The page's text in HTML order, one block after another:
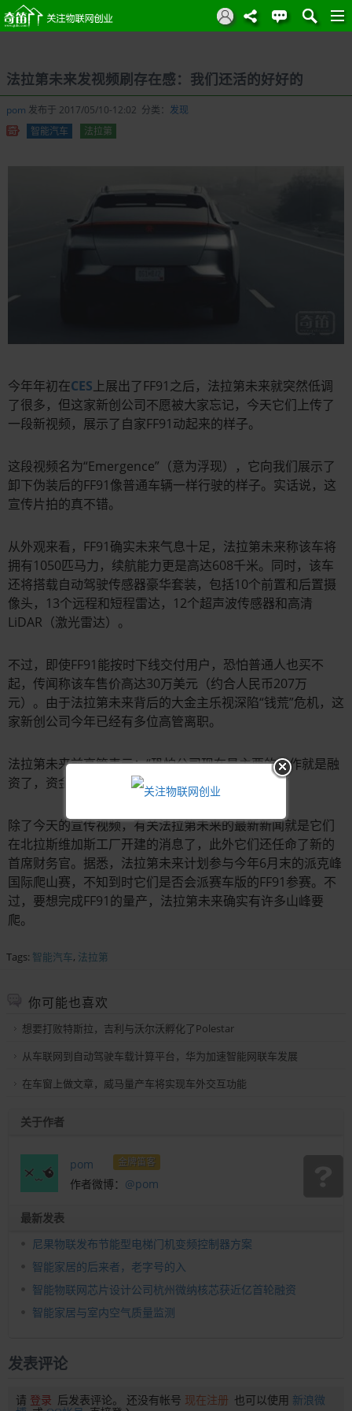
法拉第未来发视频刷存在感：我们还活的好好的
pom 发布于 2017/05/10-12:02 分类： 发现
智能汽车
法拉第
今年年初在CES 上展出了FF91之后，法拉第未来就突然低调
了很多，但这家新创公司不愿被大家忘记，今天它们上传了
一段新视频，展示了自家FF91动起来的样子。
这段视频名为“Emergence”（意为浮现），它向我们展示了
卸下伪装后的FF91像普通车辆一样行驶的样子。实话说，这
宣传片拍的真不错。
从外观来看，FF91确实未来气息十足，法拉第未来称该车将
拥有1050匹马力，续航能力更是高达608千米。同时，该车
还将搭载自动驾驶传感器豪华套装，包括10个前置和后置摄
像头，13个远程和短程雷达，12个超声波传感器和高清
LiDAR（激光雷达）。
不过，即使FF91能按时下线交付用户，恐怕普通人也买不
起，传闻称该车售价高达30万美元（约合人民币207万
元）。由于法拉第未来背后的大金主乐视深陷“钱荒”危机，这
家新创公司今年已经有多位高管离职。
法拉第未来前高管表示：“恐怕公司现在最主要的工作就是融
资了，资金就是氧气，现在没有比它更重要的了。”
除了今天的宣传视频，有关法拉第未来的最新新闻就是它们
在北拉斯维加斯工厂开建的消息了，此外它们还任命了新的
首席财务官。据悉，法拉第未来计划参与今年6月末的派克峰
国际爬山赛，不知到时它们是否会派赛车版的FF91参赛。不
过，要想完成FF91的量产，法拉第未来确实有许多山峰要
爬。
Tags: 智能汽车, 法拉第
你可能也喜欢
想要打败特斯拉，吉利与沃尔沃孵化了Polestar
从车联网到自动驾驶车载计算平台，华为加速智能网联车发展
在车窗上做文章，威马量产车将实现车外交互功能
关于作者
pom 金牌笛客
作者微博： @pom
最新发表
尼果物联发布节能型电梯门机变频控制器方案
智能家居的后来者，老字号的入
智能物联网芯片设计公司杭州微纳核芯获近亿首轮融资
智能家居与室内空气质量监测
发表评论
请 登录 后发表评论。 还没有帐号 现在注册 也可以使用 新浪微